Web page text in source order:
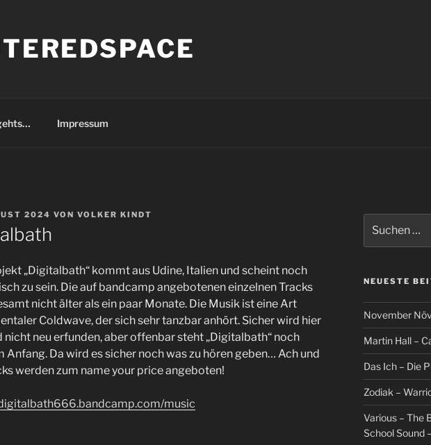
Impressum
2024 VON VOLKER KINDT
„Digitalbath“ kommt aus Udine, Italien und scheint noch
zu sein. Die auf bandcamp angebotenen einzelnen Tracks
nicht älter als ein paar Monate. Die Musik ist eine Art
Coldwave, der sich sehr tanzbar anhört. Sicher wird hier
nicht neu erfunden, aber offenbar steht „Digitalbath“ noch
Anfang. Da wird es sicher noch was zu hören geben… Ach und
werden zum name your price angeboten!
music
nach:
NEUESTE
November
Martin Hall –
Das Ich – Die
Zodiak –
Various – The
School Sound